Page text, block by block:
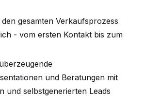
gesamten Verkaufsprozess
- vom ersten Kontakt bis zum
und Beratungen mit
und selbstgenerierten Leads